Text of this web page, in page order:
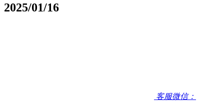
2025/01/16
客服微信：